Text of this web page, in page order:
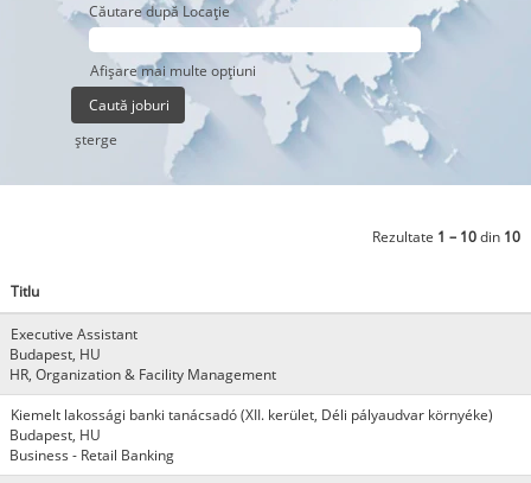
Căutare după Locație
Afișare mai multe opțiuni
şterge
Rezultate 1 – 10din 10
Titlu
Executive Assistant
Budapest, HU
HR, Organization & Facility Management
Kiemelt lakossági banki tanácsadó (XII. kerület, Déli pályaudvar környéke)
Budapest, HU
Business - Retail Banking